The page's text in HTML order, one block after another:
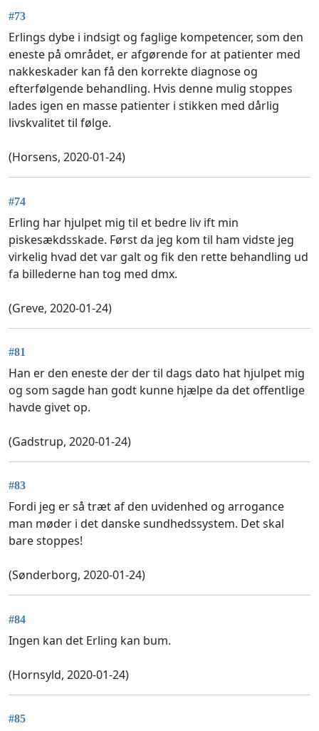
#73
Erlings dybe i indsigt og faglige kompetencer, som den
eneste på området, er afgørende for at patienter med
nakkeskader kan få den korrekte diagnose og
efterfølgende behandling. Hvis denne mulig stoppes
lades igen en masse patienter i stikken med dårlig
livskvalitet til følge.
(Horsens, 2020-01-24)
#74
Erling har hjulpet mig til et bedre liv ift min
piskesækdsskade. Først da jeg kom til ham vidste jeg
virkelig hvad det var galt og fik den rette behandling ud
fa billederne han tog med dmx.
(Greve, 2020-01-24)
#81
Han er den eneste der der til dags dato hat hjulpet mig
og som sagde han godt kunne hjælpe da det offentlige
havde givet op.
(Gadstrup, 2020-01-24)
#83
Fordi jeg er så træt af den uvidenhed og arrogance
man møder i det danske sundhedssystem. Det skal
bare stoppes!
(Sønderborg, 2020-01-24)
#84
Ingen kan det Erling kan bum.
(Hornsyld, 2020-01-24)
#85